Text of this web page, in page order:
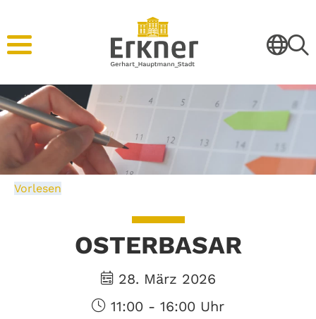
Vorlesen
OSTERBASAR
28. März 2026
11:00 - 16:00 Uhr